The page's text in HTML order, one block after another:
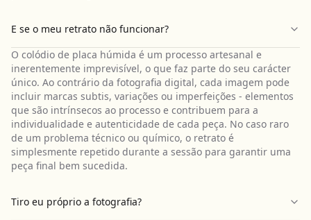
E se o meu retrato não funcionar?
O colódio de placa húmida é um processo artesanal e
inerentemente imprevisível, o que faz parte do seu carácter
único. Ao contrário da fotografia digital, cada imagem pode
incluir marcas subtis, variações ou imperfeições - elementos
que são intrínsecos ao processo e contribuem para a
individualidade e autenticidade de cada peça. No caso raro
de um problema técnico ou químico, o retrato é
simplesmente repetido durante a sessão para garantir uma
peça final bem sucedida.
Tiro eu próprio a fotografia?